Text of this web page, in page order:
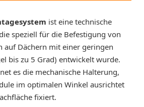
ist eine technische
speziell für die Befestigung von
auf Dächern mit einer geringen
bis zu 5 Grad) entwickelt wurde.
es die mechanische Halterung,
im optimalen Winkel ausrichtet
fixiert.